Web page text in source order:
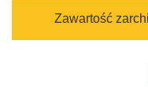
Zawartość